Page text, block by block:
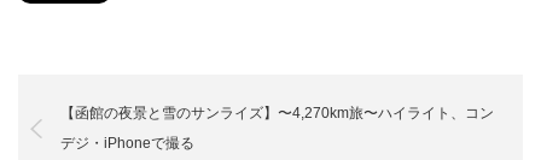
【函館の夜景と雪のサンライズ】〜4,270km旅〜ハイライト、コン
デジ・iPhoneで撮る